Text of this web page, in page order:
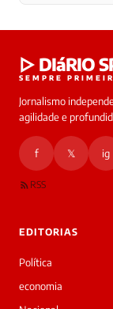
▷ DIáRIO
SEMPRE
Jornalismo
agilidade e
f 𝕏 ig
RSS
EDITORIAS
Política
economia